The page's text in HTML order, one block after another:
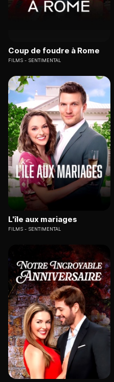
Coup de foudre à Rome
FILMS SENTIMENTAL
L'île aux mariages
FILMS SENTIMENTAL